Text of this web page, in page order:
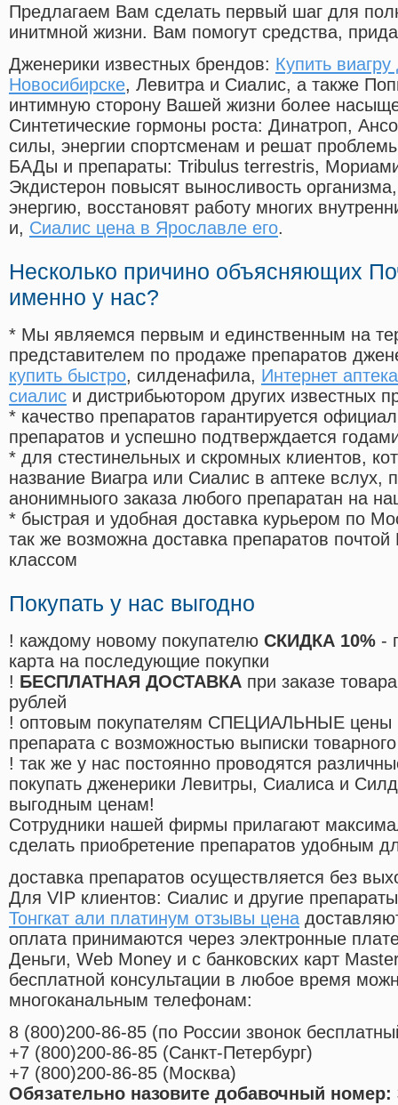
Предлагаем Вам сделать первый шаг для
инитмной жизни. Вам помогут средства,
Дженерики известных брендов: Купить
Новосибирске, Левитра и Сиалис, а также
интимную сторону Вашей жизни более
Синтетические гормоны роста: Динатроп,
силы, энергии спортсменам и решат
БАДы и препараты: Tribulus terrestris,
Экдистерон повысят выносливость
энергию, восстановят работу многих
и, Сиалис цена в Ярославле его.
Несколько причино объясняющих
именно у нас?
* Мы являемся первым и единственным на
представителем по продаже препаратов
купить быстро, силденафила, Интернет
сиалис и дистрибьютором других известных
* качество препаратов гарантируется
препаратов и успешно подтверждается
* для стестинельных и скромных клиентов,
название Виагра или Сиалис в аптеке вслух,
анонимныого заказа любого препаратан на
* быстрая и удобная доставка курьером по
так же возможна доставка препаратов
классом
Покупать у нас выгодно
! каждому новому покупателю СКИДКА 10% -
карта на последующие покупки
! БЕСПЛАТНАЯ ДОСТАВКА при заказе
рублей
! оптовым покупателям СПЕЦИАЛЬНЫЕ цены
препарата с возможностью выписки
! так же у нас постоянно проводятся
покупать дженерики Левитры, Сиалиса и
выгодным ценам!
Cотрудники нашей фирмы прилагают
сделать приобретение препаратов удобным
доставка препаратов осуществляется без
Для VIP клиентов: Сиалис и другие
Тонгкат али платинум отзывы цена
оплата принимаются через электронные
Деньги, Web Money и с банковских карт
бесплатной консультации в любое время
многоканальным телефонам:
8 (800)200-86-85 (по России звонок
+7 (800)200-86-85 (Санкт-Петербург)
+7 (800)200-86-85 (Москва)
Обязательно назовите добавочный номер: